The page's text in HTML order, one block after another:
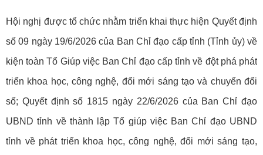
Hội nghị được tổ chức nhằm triển khai thực hiện Quyết định
số 09 ngày 19/6/2026 của Ban Chỉ đạo cấp tỉnh (Tỉnh ủy) về
kiện toàn Tổ Giúp việc Ban Chỉ đạo cấp tỉnh về đột phá phát
triển khoa học, công nghệ, đổi mới sáng tạo và chuyển đổi
số; Quyết định số 1815 ngày 22/6/2026 của Ban Chỉ đạo
UBND tỉnh về thành lập Tổ giúp việc Ban Chỉ đạo UBND
tỉnh về phát triển khoa học, công nghệ, đổi mới sáng tạo,